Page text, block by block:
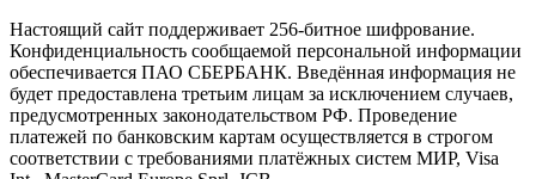
Настоящий сайт поддерживает 256-битное шифрование.
Конфиденциальность сообщаемой персональной информации
обеспечивается ПАО СБЕРБАНК. Введённая информация не
будет предоставлена третьим лицам за исключением случаев,
предусмотренных законодательством РФ. Проведение
платежей по банковским картам осуществляется в строгом
соответствии с требованиями платёжных систем МИР, Visa